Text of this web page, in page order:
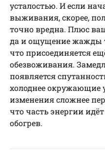
усталостью. И если
выживания, скорее,
точно вредна. Плюс
да и ощущение жажды
что присоединяется
обезвоживания.
появляется
холоднее окружающие
изменения сложнее
что часть энергии
обогрев.